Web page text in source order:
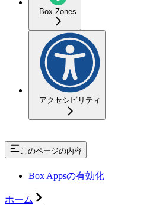
Box Zones
アクセシビリティ
このページの内容
Box Appsの有効化
ホーム